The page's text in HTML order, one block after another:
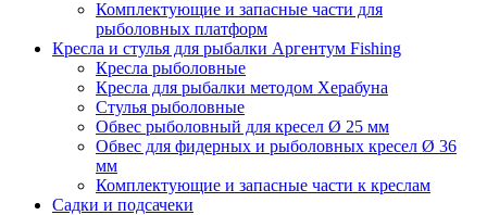
Комплектующие и запасные части для
рыболовных платформ
Кресла и стулья для рыбалки Аргентум Fishing
Кресла рыболовные
Кресла для рыбалки методом Херабуна
Стулья рыболовные
Обвес рыболовный для кресел Ø 25 мм
Обвес для фидерных и рыболовных кресел Ø 36
мм
Комплектующие и запасные части к креслам
Садки и подсачеки